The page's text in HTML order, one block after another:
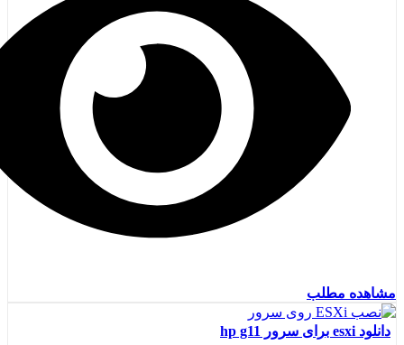
مشاهده مطلب
دانلود esxi برای سرور hp g11